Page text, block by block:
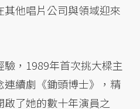
他唱片公司與領域迎來
，1989年首次挑大樑主
續劇《鋤頭博士》，精
了她的數十年演員之